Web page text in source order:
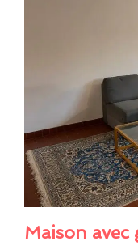
Maison